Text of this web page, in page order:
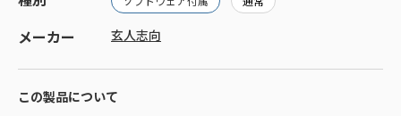
メーカー 玄人志向
この製品について